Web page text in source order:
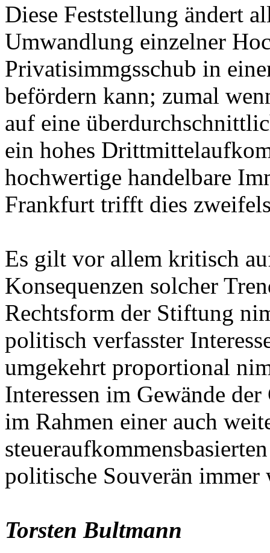
Diese Feststellung ändert
Umwandlung einzelner
Privatisimmgsschub in
befördern kann; zumal
auf eine
ein hohes
hochwertige handelbare
Frankfurt trifft dies
Es gilt vor allem kritisch
Konsequenzen solcher
Rechtsform der Stiftung
politisch verfasster
umgekehrt proportional
Interessen im Gewände
im Rahmen einer auch
politische Souverän
Torsten Bultmann